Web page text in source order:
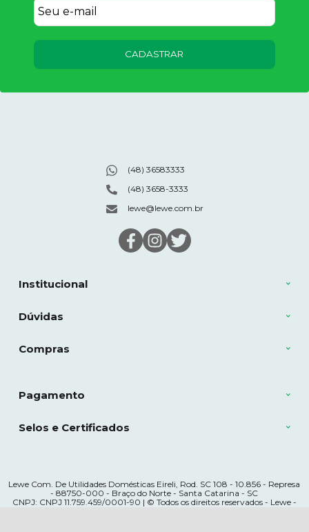
CADASTRAR
Institucional
Dúvidas
Compras
(48) 36583333
(48) 3658-3333
lewe@lewe.com.br
Pagamento
Selos e Certificados
Lewe Com. De Utilidades Domésticas Eireli, Rod. SC 108 - 10.856 - Represa
- 88750-000 - Braço do Norte - Santa Catarina - SC
CNPJ: CNPJ 11.759.459/0001-90 | © Todos os direitos reservados - Lewe -